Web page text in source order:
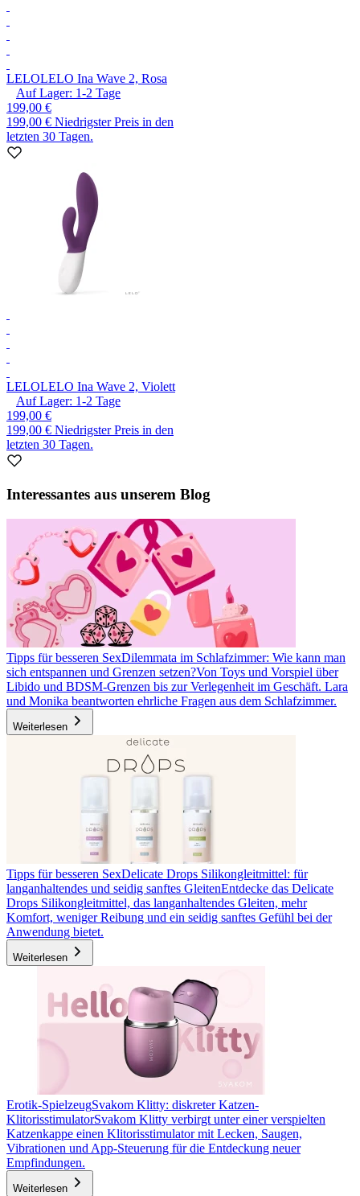
LELOLELO Ina Wave 2, Rosa
Auf Lager: 1-2 Tage
199,00 €
199,00 € Niedrigster Preis in den
letzten 30 Tagen.
LELOLELO Ina Wave 2, Violett
Auf Lager: 1-2 Tage
199,00 €
199,00 € Niedrigster Preis in den
letzten 30 Tagen.
Interessantes aus unserem Blog
Tipps für besseren SexDilemmata im Schlafzimmer: Wie kann man
sich entspannen und Grenzen setzen?Von Toys und Vorspiel über
Libido und BDSM-Grenzen bis zur Verlegenheit im Geschäft. Lara
und Monika beantworten ehrliche Fragen aus dem Schlafzimmer.
Weiterlesen
Tipps für besseren SexDelicate Drops Silikongleitmittel: für
langanhaltendes und seidig sanftes GleitenEntdecke das Delicate
Drops Silikongleitmittel, das langanhaltendes Gleiten, mehr
Komfort, weniger Reibung und ein seidig sanftes Gefühl bei der
Anwendung bietet.
Weiterlesen
Erotik-SpielzeugSvakom Klitty: diskreter Katzen-
KlitorisstimulatorSvakom Klitty verbirgt unter einer verspielten
Katzenkappe einen Klitorisstimulator mit Lecken, Saugen,
Vibrationen und App-Steuerung für die Entdeckung neuer
Empfindungen.
Weiterlesen